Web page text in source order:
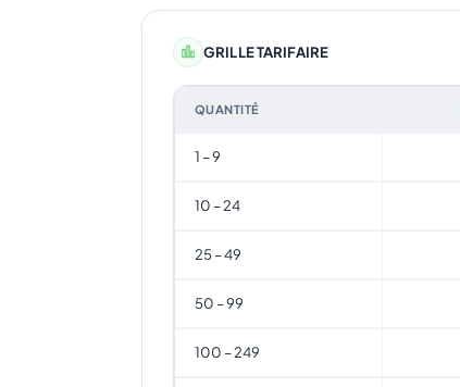
GRILLE TARIFAIRE
QUANTITÉ
1 – 9
10 – 24
25 – 49
50 – 99
100 – 249